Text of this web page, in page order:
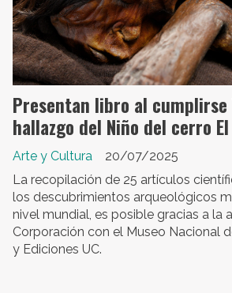
Presentan libro al cumplirse
hallazgo del Niño del cerro
Arte y Cultura
20/07/2025
La recopilación de 25 artículos
los descubrimientos arqueológicos
nivel mundial, es posible gracias a la
Corporación con el Museo Nacional
y Ediciones UC.